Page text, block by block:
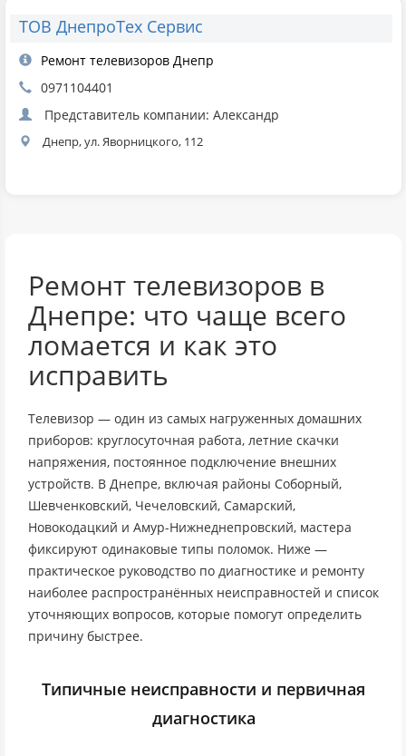
ТОВ ДнепроТех Сервис
Ремонт телевизоров Днепр
0971104401
Представитель компании: Александр
Днепр, ул. Яворницкого, 112
Ремонт телевизоров в
Днепре: что чаще всего
ломается и как это
исправить
Телевизор — один из самых нагруженных домашних
приборов: круглосуточная работа, летние скачки
напряжения, постоянное подключение внешних
устройств. В Днепре, включая районы Соборный,
Шевченковский, Чечеловский, Самарский,
Новокодацкий и Амур-Нижнеднепровский, мастера
фиксируют одинаковые типы поломок. Ниже —
практическое руководство по диагностике и ремонту
наиболее распространённых неисправностей и список
уточняющих вопросов, которые помогут определить
причину быстрее.
Типичные неисправности и первичная
диагностика